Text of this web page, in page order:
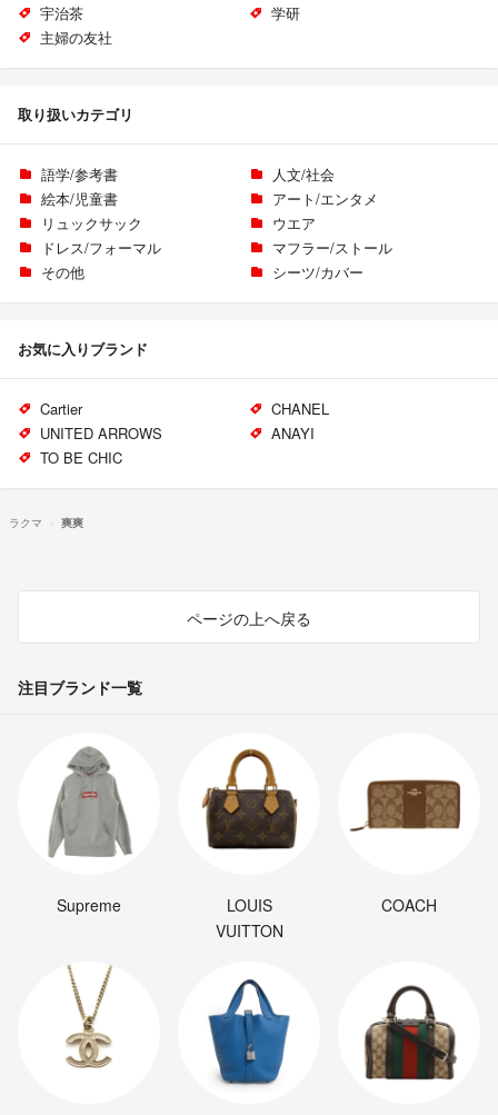
宇治茶
学研
主婦の友社
取り扱いカテゴリ
語学/参考書
人文/社会
絵本/児童書
アート/エンタメ
リュックサック
ウエア
ドレス/フォーマル
マフラー/ストール
その他
シーツ/カバー
お気に入りブランド
Cartier
CHANEL
UNITED ARROWS
ANAYI
TO BE CHIC
ラクマ 爽爽
ページの上へ戻る
注目ブランド一覧
Supreme
LOUIS
VUITTON
COACH